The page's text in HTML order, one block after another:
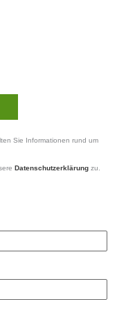
Sie Informationen rund um
Datenschutzerklärung zu.